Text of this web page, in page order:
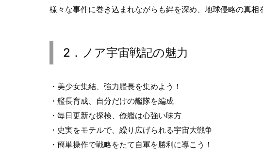
様々な事件に巻き込まれながらも絆を深め、地球侵略の真相
2．ノア宇宙戦記の魅力
・美少女集結、強力艦長を集めよう！
・艦長育成、自分だけの艦隊を編成
・毎日更新な探検、僚艦は心強い味方
・史実をモテルで、繰り広げられる宇宙大戦争
・簡単操作で戦略をたて自軍を勝利に導こう！